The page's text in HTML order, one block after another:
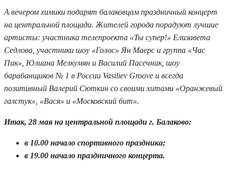
А вечером химики подарят балаковцам праздничный концерт
на центральной площади. Жителей города порадуют лучшие
артисты: участника телепроекта «Ты супер!» Елизавета
Седлова, участники шоу «Голос» Ян Маерс и группа «Час
Пик», Юлиана Мелкумян и Василий Пасечник, шоу
барабанщиков № 1 в России Vasiliev Groove и всегда
позитивный Валерий Сюткин со своими хитами «Оранжевый
галстук», «Вася» и «Московский бит».
Итак, 28 мая на центральной площади г. Балаково:
в 10.00 начало спортивного праздника;
в 19.00 начало праздничного концерта.